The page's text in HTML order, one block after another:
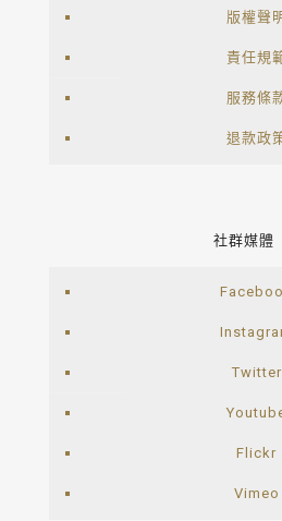
版權聲
責任規
服務條
退款政
社群媒體
Twitter
Flickr
Vimeo